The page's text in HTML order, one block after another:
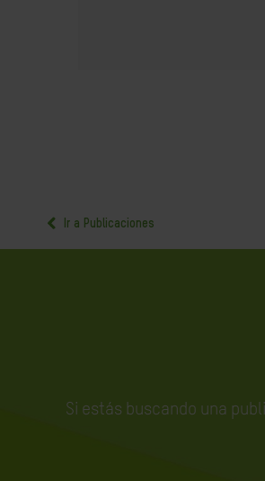
Ir a Publicaciones
Si estás buscando una